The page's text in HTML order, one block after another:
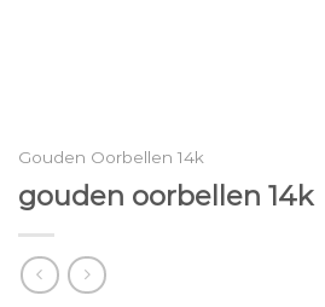
Gouden Oorbellen 14k
gouden oorbellen 14k